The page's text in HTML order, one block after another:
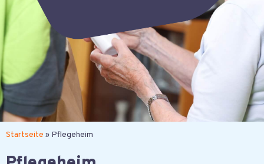
News von der Liesel
Startseite » Pflegeheim